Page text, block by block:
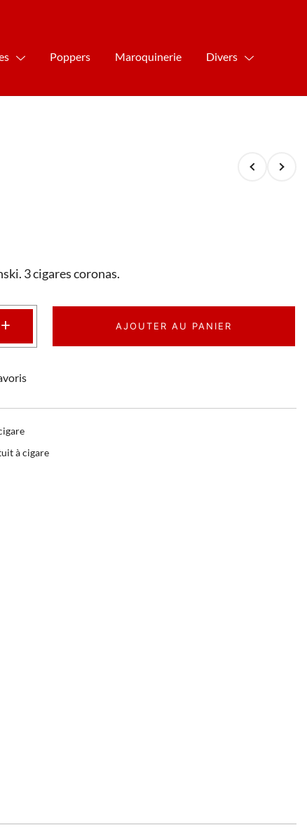
Poppers Maroquinerie Divers
3 cigares coronas.
+ AJOUTER AU PANIER
à cigare